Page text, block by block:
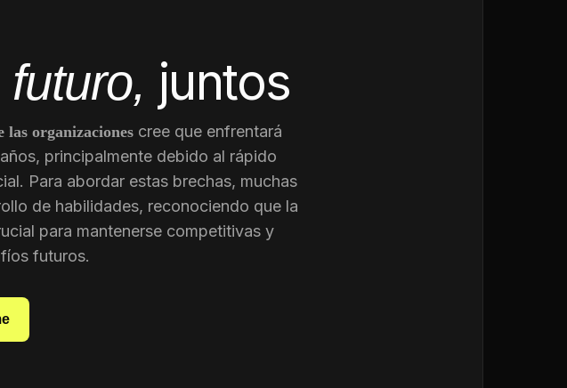
futuro, juntos
las organizaciones cree que enfrentará
principalmente debido al rápido
Para abordar estas brechas, muchas
de habilidades, reconociendo que la
para mantenerse competitivas y
futuros.